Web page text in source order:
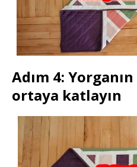
Adım 4:
ortaya katlayın